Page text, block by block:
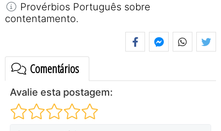
Provérbios Português sobre
contentamento.
Comentários
Avalie esta postagem: